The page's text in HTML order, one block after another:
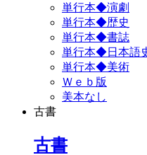
単行本◆演劇
単行本◆歴史
単行本◆書誌
単行本◆日本語
単行本◆美術
Ｗｅｂ版
美本なし
古書
古書